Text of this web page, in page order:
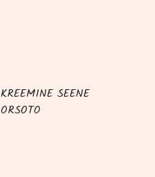
KREEMINE SEENE
ORSOTO